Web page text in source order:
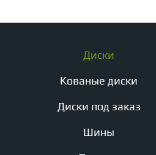
Диски
Кованые диски
Диски под заказ
Шины